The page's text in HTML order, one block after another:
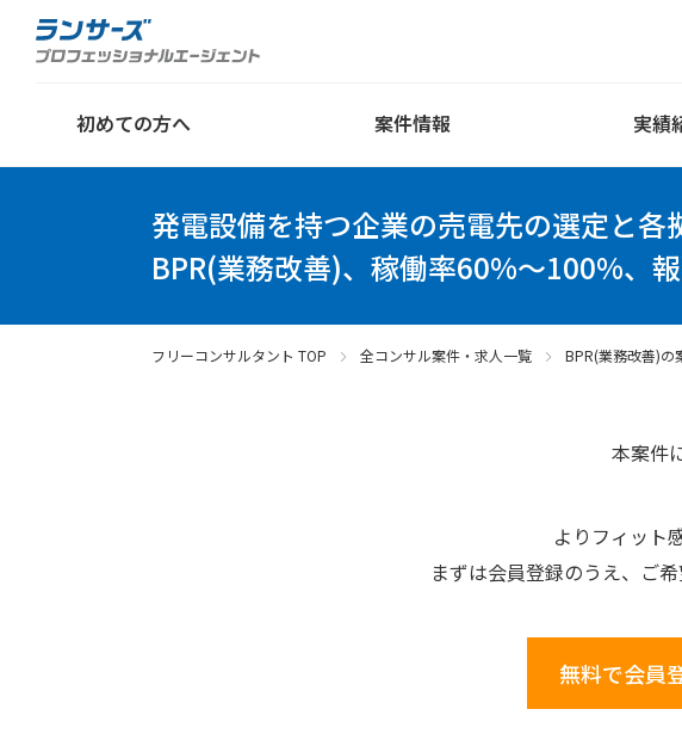
初めての方へ 案件情報 実績
発電設備を持つ企業の売電先の選定と
BPR(業務改善)、稼働率60%～100%、
フリーコンサルタント TOP 全コンサル案件・求人一覧 BPR(業務改善)の
本案件
よりフィット
まずは会員登録のうえ、 ご
無料で会員